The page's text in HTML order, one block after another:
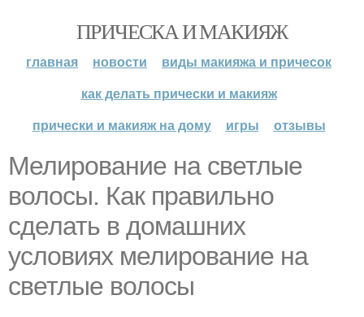
ПРИЧЕСКА И МАКИЯЖ
главная новости
виды макияжа и причесок
как делать прически и макияж
прически и макияж на дому
игры отзывы
Мелирование на светлые
волосы. Как правильно
сделать в домашних
условиях мелирование на
светлые волосы